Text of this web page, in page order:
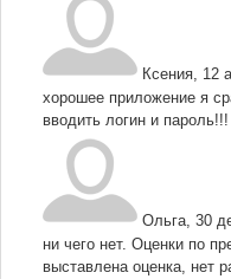
Ксения, 12
хорошее приложение я
вводить логин и
Ольга, 30
ни чего нет. Оценки по
выставлена оценка, нет